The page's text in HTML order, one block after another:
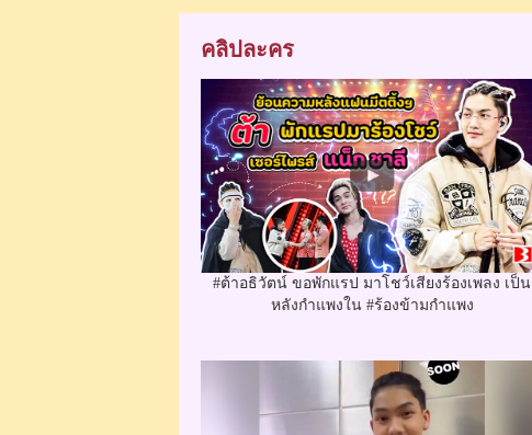
คลิปละคร
#ต้าอธิวัตน์ ขอพักแรป มาโชว์เสียงร้องเพลง เป็น
หลังกำแพงใน #ร้องข้ามกำแพง